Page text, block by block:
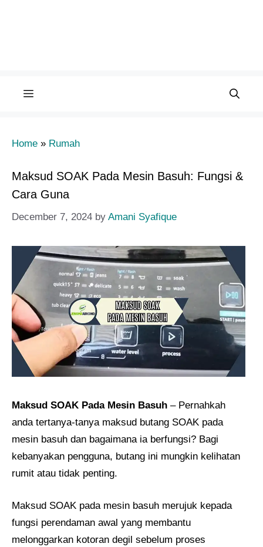
Menu
Home » Rumah
Maksud SOAK Pada Mesin Basuh: Fungsi &
Cara Guna
December 7, 2024 by Amani Syafique
Maksud SOAK Pada Mesin Basuh – Pernahkah
anda tertanya-tanya maksud butang SOAK pada
mesin basuh dan bagaimana ia berfungsi? Bagi
kebanyakan pengguna, butang ini mungkin kelihatan
rumit atau tidak penting.
Maksud SOAK pada mesin basuh merujuk kepada
fungsi perendaman awal yang membantu
melonggarkan kotoran degil sebelum proses